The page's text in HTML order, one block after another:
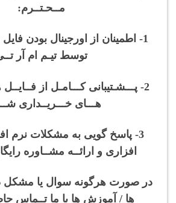
مــحـتــرم:
1- اطمینان از اورجینال بودن
توسط تیـم ام آر
2- پـــشـتیبانی کـــامـل از
هـــای خـــریــداری
3- پاسخ گویی به مشکلات نرم
افزاری و ارائــه مشــاوره
در صورت هرگونه سوال یا
ها / آموزش ها با ما تــماس